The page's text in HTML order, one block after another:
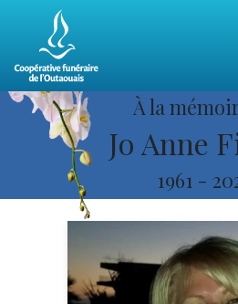
À la
Jo Anne
1961 -